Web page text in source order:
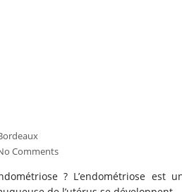
Comments
? L’endométriose est